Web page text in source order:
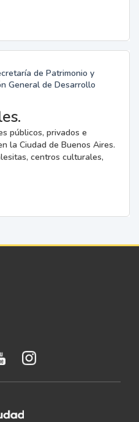
de Patrimonio y
General de Desarrollo
públicos, privados e
la Ciudad de Buenos Aires.
centros culturales,